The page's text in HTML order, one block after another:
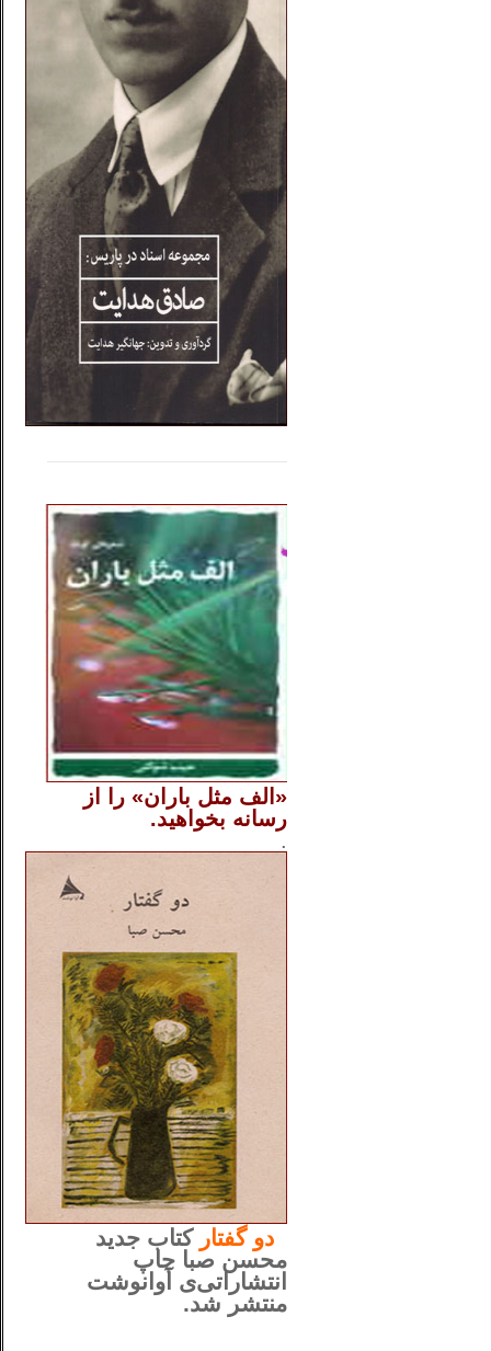
«الف مثل باران» را از
رسانه بخواهید.
.
دوگفتار کتاب جدید
محسن صبا چاپ
انتشاراتی‌ی آوانوشت
منتشر شد.